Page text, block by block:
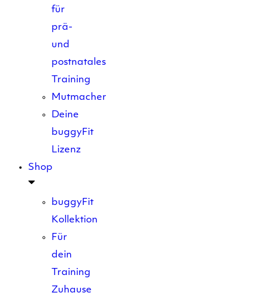
für
prä-
und
postnatales
Training
Mutmacher
Deine
buggyFit
Lizenz
Shop
buggyFit
Kollektion
Für
dein
Training
Zuhause